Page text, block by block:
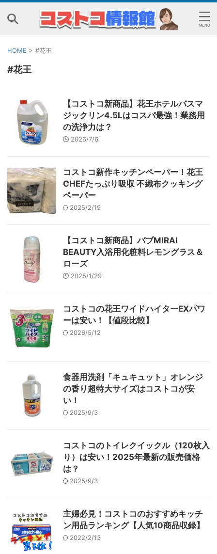
HOME > #花王
#花王
【コストコ新商品】花王ホテルバスマ
ジックリン4.5Lはコスパ最強！業務用
の洗浄力は？
2026/7/6
コストコ新作キッチンペーパー！花王
CHEFたっぷり吸収 不織布クッキング
ペーパー
2025/2/19
【コストコ新商品】バブMIRAI
BEAUTY入浴用化粧料レモングラス＆
ローズ
2025/1/29
コストコの花王ワイドハイターEXパワ
ーは安い！【値段比較】
2026/5/12
食器用洗剤「キュキュット」オレンジ
の香り超特大サイズはコストコが安
い！
2025/9/3
コストコのトイレクイックル（120枚入
り）は安い！2025年最新の販売価格
は？
2025/9/3
主婦必見！コストコのおすすめキッチ
ン用品ランキング【人気10商品収録】
2022/2/13